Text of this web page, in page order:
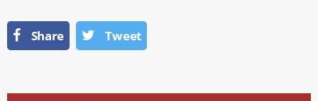
Share Tweet